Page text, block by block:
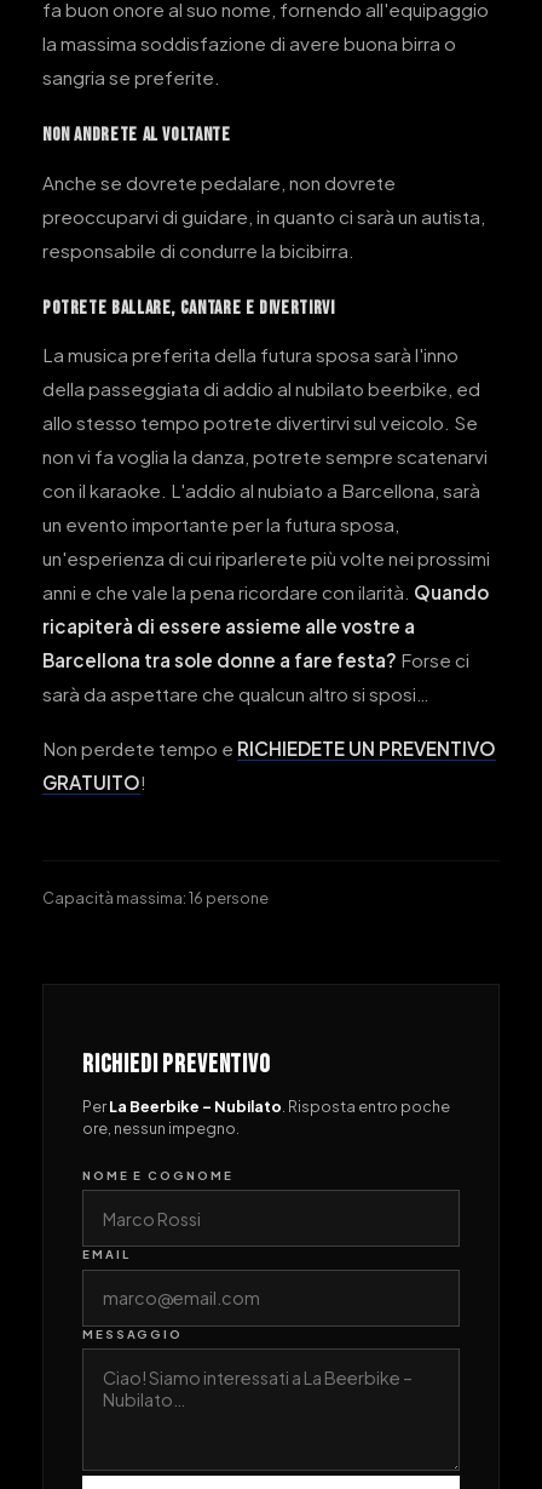
fa buon onore al suo nome, fornendo all'equipaggio
la massima soddisfazione di avere buona birra o
sangria se preferite.
NON ANDRETE AL VOLTANTE
Anche se dovrete pedalare, non dovrete
preoccuparvi di guidare, in quanto ci sarà un autista,
responsabile di condurre la bicibirra.
POTRETE BALLARE, CANTARE E DIVERTIRVI
La musica preferita della futura sposa sarà l'inno
della passeggiata di addio al nubilato beerbike, ed
allo stesso tempo potrete divertirvi sul veicolo. Se
non vi fa voglia la danza, potrete sempre scatenarvi
con il karaoke. L'addio al nubiato a Barcellona, sarà
un evento importante per la futura sposa,
un'esperienza di cui riparlerete più volte nei prossimi
anni e che vale la pena ricordare con ilarità. Quando
ricapiterà di essere assieme alle vostre a
Barcellona tra sole donne a fare festa? Forse ci
sarà da aspettare che qualcun altro si sposi…
Non perdete tempo e RICHIEDETE UN PREVENTIVO
GRATUITO!
Capacità massima: 16 persone
RICHIEDI PREVENTIVO
PerLa Beerbike – Nubilato . Risposta entro poche
ore, nessun impegno.
NOME E COGNOME
EMAIL
MESSAGGIO